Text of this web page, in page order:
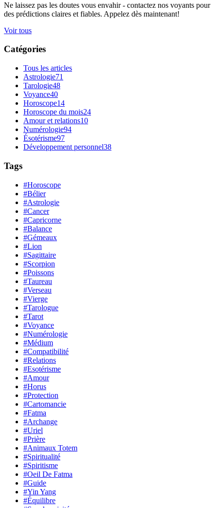
Ne laissez pas les doutes vous envahir - contactez nos voyants pour
des prédictions claires et fiables. Appelez dès maintenant!
Voir tous
Catégories
Tous les articles
Astrologie71
Tarologie48
Voyance40
Horoscope14
Horoscope du mois24
Amour et relations10
Numérologie94
Ésotérisme97
Développement personnel38
Tags
#Horoscope
#Bélier
#Astrologie
#Cancer
#Capricorne
#Balance
#Gémeaux
#Lion
#Sagittaire
#Scorpion
#Poissons
#Taureau
#Verseau
#Vierge
#Tarologue
#Tarot
#Voyance
#Numérologie
#Médium
#Compatibilité
#Relations
#Esotérisme
#Amour
#Horus
#Protection
#Cartomancie
#Fatma
#Archange
#Uriel
#Prière
#Animaux Totem
#Spiritualité
#Spiritisme
#Oeil De Fatma
#Guide
#Yin Yang
#Équilibre